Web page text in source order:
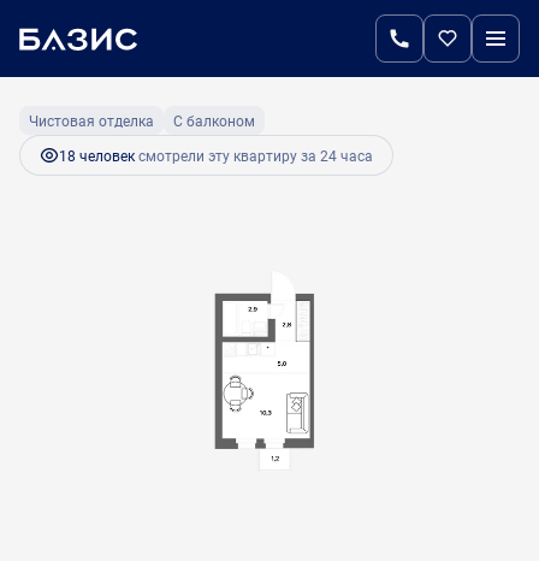
Студия21.4 м 4 815 000 руб.
Ипотекаот 23 066 руб.
Чистовая отделка
С балконом
18 человексмотрели эту квартиру за 24 часа